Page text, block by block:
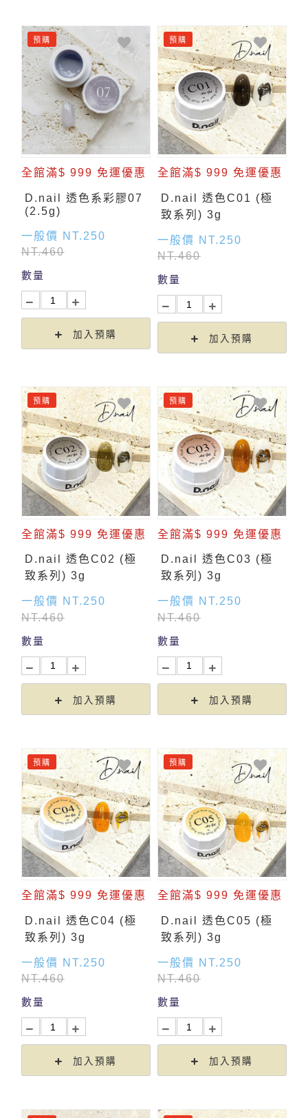
預購
全館滿$ 999 免運優惠
D.nail 透色系彩膠07
(2.5g)
一般價 NT.250
NT.460
數量
加入預購
預購
全館滿$ 999 免運優惠
D.nail 透色C01 (極
致系列) 3g
一般價 NT.250
NT.460
數量
加入預購
預購
全館滿$ 999 免運優惠
D.nail 透色C02 (極
致系列) 3g
一般價 NT.250
NT.460
數量
加入預購
預購
全館滿$ 999 免運優惠
D.nail 透色C03 (極
致系列) 3g
一般價 NT.250
NT.460
數量
加入預購
預購
全館滿$ 999 免運優惠
D.nail 透色C04 (極
致系列) 3g
一般價 NT.250
NT.460
數量
加入預購
預購
全館滿$ 999 免運優惠
D.nail 透色C05 (極
致系列) 3g
一般價 NT.250
NT.460
數量
加入預購